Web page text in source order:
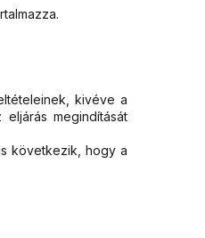
kivéve a
megindítását
következik, hogy a